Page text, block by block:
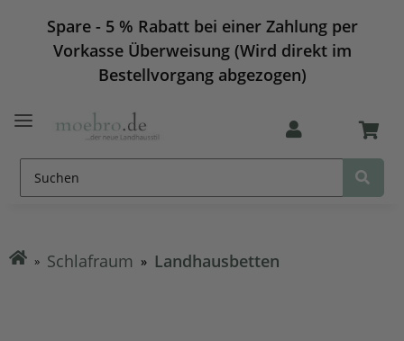
Spare - 5 % Rabatt bei einer Zahlung per
Vorkasse Überweisung (Wird direkt im
Bestellvorgang abgezogen)
Schlafraum Landhausbetten